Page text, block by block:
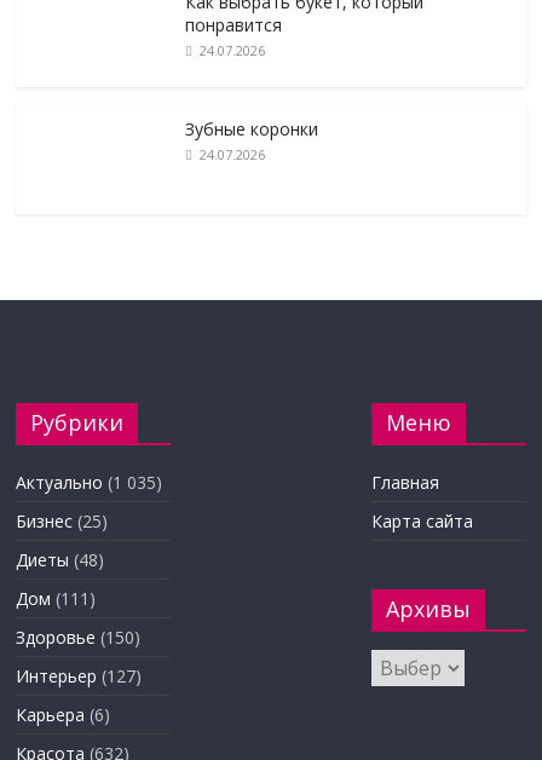
понравится
24.07.2026
Зубные коронки
24.07.2026
Рубрики
Актуально (1 035)
Бизнес (25)
Диеты (48)
Дом (111)
Здоровье (150)
Интерьер (127)
Карьера (6)
Красота (632)
Меню
Главная
Карта сайта
Архивы
Архивы